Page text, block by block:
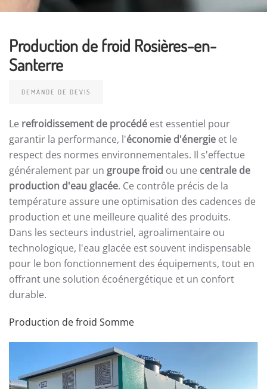
Production de froid Rosières-en-
Santerre
DEMANDE DE DEVIS
Le refroidissement de procédé est essentiel pour
garantir la performance, l'économie d'énergie et le
respect des normes environnementales. Il s'effectue
généralement par un groupe froid ou une centrale de
production d'eau glacée. Ce contrôle précis de la
température assure une optimisation des cadences de
production et une meilleure qualité des produits.
Dans les secteurs industriel, agroalimentaire ou
technologique, l'eau glacée est souvent indispensable
pour le bon fonctionnement des équipements, tout en
offrant une solution écoénergétique et un confort
durable.
Production de froid Somme